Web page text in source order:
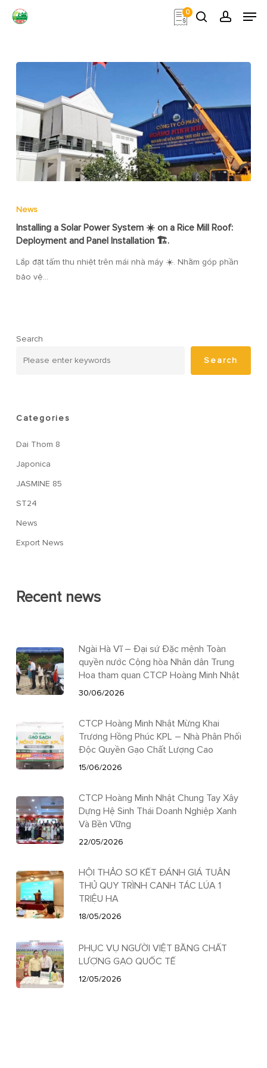
0
News
Installing a Solar Power System ☀️ on a Rice Mill Roof:
Deployment and Panel Installation 🏗️.
Lắp đặt tấm thu nhiệt trên mái nhà máy ☀️. Nhằm góp phần
bảo vệ…
Search
Search
Categories
Dai Thom 8
Japonica
JASMINE 85
ST24
News
Export News
Recent news
Ngài Hà Vĩ – Đại sứ Đặc mệnh Toàn
quyền nước Cộng hòa Nhân dân Trung
Hoa tham quan CTCP Hoàng Minh Nhật
30/06/2026
CTCP Hoàng Minh Nhật Mừng Khai
Trương Hồng Phúc KPL – Nhà Phân Phối
Độc Quyền Gạo Chất Lượng Cao
15/06/2026
CTCP Hoàng Minh Nhật Chung Tay Xây
Dựng Hệ Sinh Thái Doanh Nghiệp Xanh
Và Bền Vững
22/05/2026
HỘI THẢO SƠ KẾT ĐÁNH GIÁ TUÂN
THỦ QUY TRÌNH CANH TÁC LÚA 1
TRIỆU HA
18/05/2026
PHỤC VỤ NGƯỜI VIỆT BẰNG CHẤT
LƯỢNG GẠO QUỐC TẾ
12/05/2026